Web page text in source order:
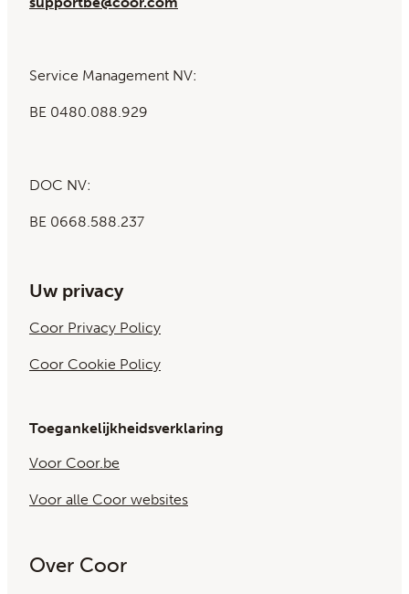
Service Management NV:
BE 0480.088.929
DOC NV:
BE 0668.588.237
Uw privacy
Coor Privacy Policy
Coor Cookie Policy
Toegankelijkheidsverklaring
Voor Coor.be
Voor alle Coor websites
Over Coor